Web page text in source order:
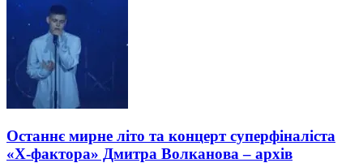
Останнє мирне літо та концерт суперфіналіста
«Х-фактора» Дмитра Волканова – архів